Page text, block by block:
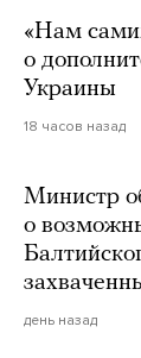
«Нам
о
Украины
18 часов назад
Министр
о
день назад